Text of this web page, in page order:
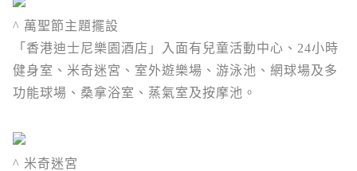
^ 萬聖節主題擺設
「 香港迪士尼樂園酒店」入面有 兒童活動中心、24小時
健身室、米奇迷宮、室外遊樂場、游泳池、網球場及多
功能球場、桑拿浴室、蒸氣室及按摩池。
^ 米奇迷宮